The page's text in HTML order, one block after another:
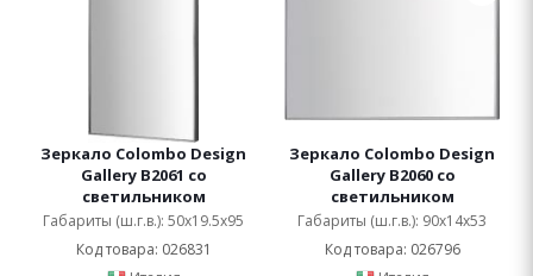
Зеркало Colombo Design
Gallery B2061 со
светильником
Габариты (ш.г.в.): 50x19.5x95
Код товара: 026831
Зеркало Colombo Design
Gallery B2060 со
светильником
Габариты (ш.г.в.): 90x14x53
Код товара: 026796